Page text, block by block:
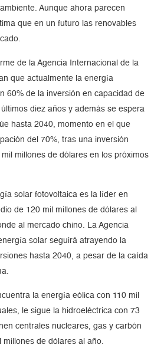
Aunque ahora parecen
que en un futuro las renovables
de la Agencia Internacional de la
que actualmente la energía
60% de la inversión en capacidad de
diez años y además se espera
hasta 2040, momento en el que
del 70%, tras una inversión
millones de dólares en los próximos
solar fotovoltaica es la líder en
de 120 mil millones de dólares al
al mercado chino. La Agencia
solar seguirá atrayendo la
hasta 2040, a pesar de la caída
la energía eólica con 110 mil
le sigue la hidroeléctrica con 73
centrales nucleares, gas y carbón
de dólares al año.